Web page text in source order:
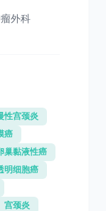
外科
性宫颈炎
癌
巢黏液性癌
明细胞癌
宫颈炎